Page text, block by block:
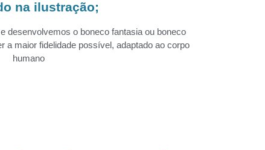
na ilustração;
desenvolvemos o boneco fantasia ou boneco
a maior fidelidade possível, adaptado ao corpo
humano